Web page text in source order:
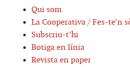
Qui som
La Cooperativa / Fes-te’n
Subscriu-t’hi
Botiga en línia
Revista en paper